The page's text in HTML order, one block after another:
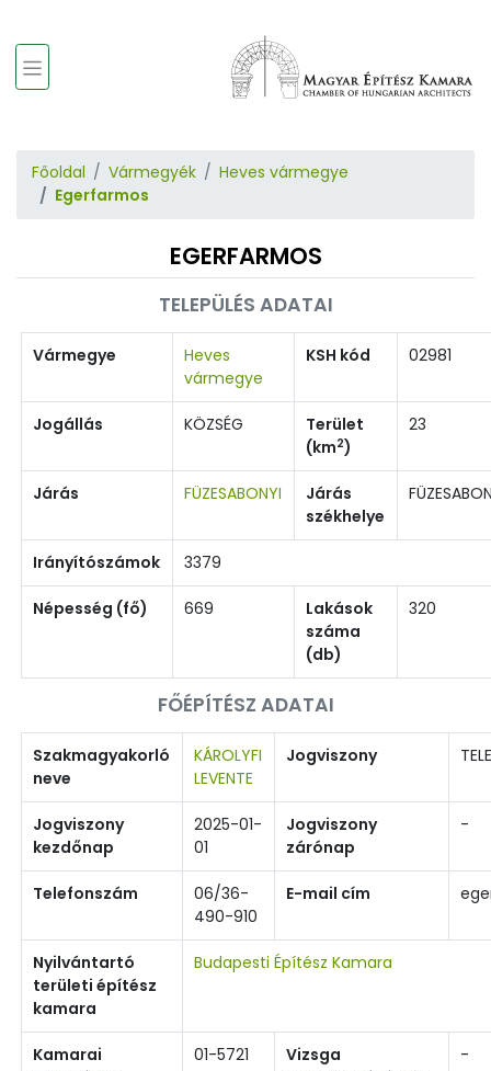
Főoldal Vármegyék
Heves vármegye
Egerfarmos
EGERFARMOS
TELEPÜLÉS ADATAI
Vármegye
Heves
vármegye
KSH kód 02981
Jogállás KÖZSÉG
Terület
(km2)
23
Járás FÜZESABONYI
Járás
székhelye
Irányítószámok 3379
Népesség (fő) 669
Lakások
száma
(db)
320
FŐÉPÍTÉSZ ADATAI
Szakmagyakorló
neve
KÁROLYFI
LEVENTE
Jogviszony
Jogviszony
kezdőnap
2025-01-
01
Jogviszony
zárónap
-
Telefonszám
06/36-
490-910
E-mail cím
Nyilvántartó
területi építész
kamara
Budapesti Építész Kamara
Kamarai
01-5721
Vizsga
-